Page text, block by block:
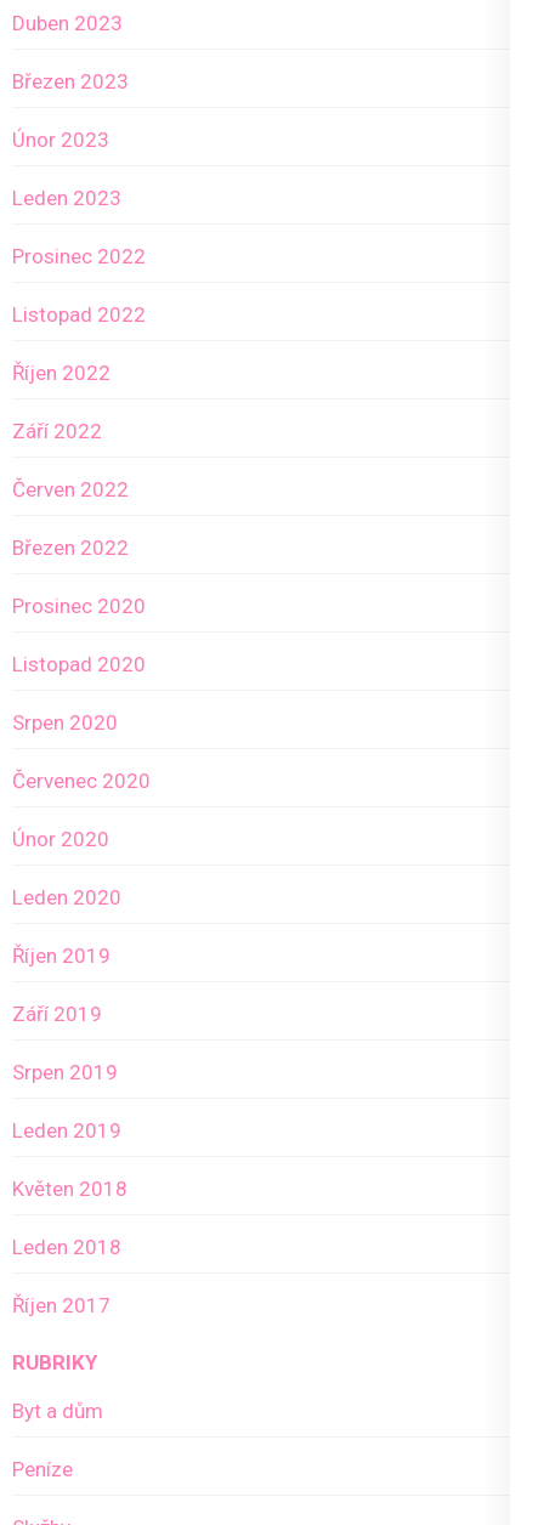
Duben 2023
Březen 2023
Únor 2023
Leden 2023
Prosinec 2022
Listopad 2022
Říjen 2022
Září 2022
Červen 2022
Březen 2022
Prosinec 2020
Listopad 2020
Srpen 2020
Červenec 2020
Únor 2020
Leden 2020
Říjen 2019
Září 2019
Srpen 2019
Leden 2019
Květen 2018
Leden 2018
Říjen 2017
RUBRIKY
Byt a dům
Peníze